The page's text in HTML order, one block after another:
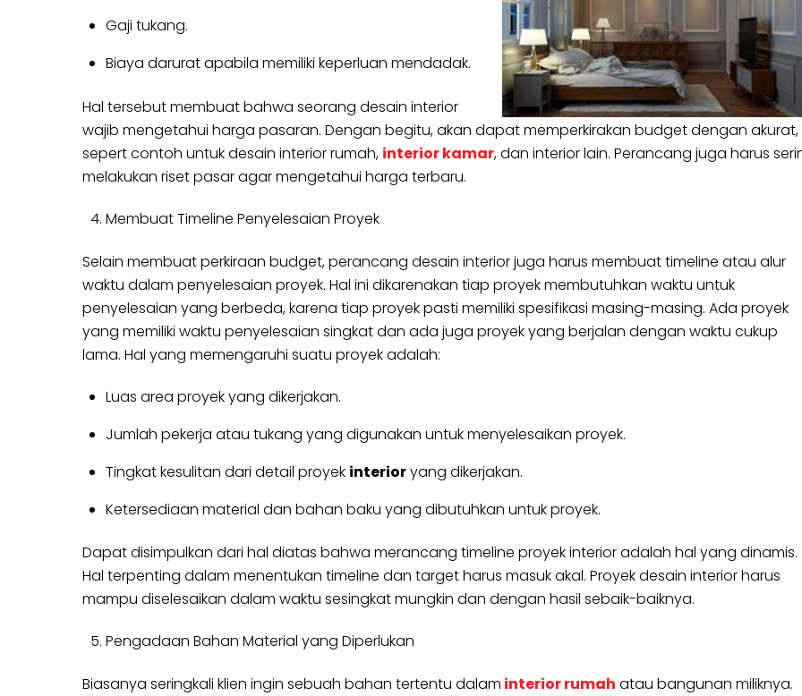
Gaji tukang.
Biaya darurat apabila memiliki keperluan mendadak.
Hal tersebut membuat bahwa seorang desain interior
wajib mengetahui harga pasaran. Dengan begitu, akan dapat memperkirakan budget dengan akurat,
sepert contoh untuk desain interior rumah, interior kamar, dan interior lain. Perancang juga harus
melakukan riset pasar agar mengetahui harga terbaru.
Membuat Timeline Penyelesaian Proyek
Selain membuat perkiraan budget, perancang desain interior juga harus membuat timeline atau alur
waktu dalam penyelesaian proyek. Hal ini dikarenakan tiap proyek membutuhkan waktu untuk
penyelesaian yang berbeda, karena tiap proyek pasti memiliki spesifikasi masing-masing. Ada proyek
yang memiliki waktu penyelesaian singkat dan ada juga proyek yang berjalan dengan waktu cukup
lama. Hal yang memengaruhi suatu proyek adalah:
Luas area proyek yang dikerjakan.
Jumlah pekerja atau tukang yang digunakan untuk menyelesaikan proyek.
Tingkat kesulitan dari detail proyek interioryang dikerjakan.
Ketersediaan material dan bahan baku yang dibutuhkan untuk proyek.
Dapat disimpulkan dari hal diatas bahwa merancang timeline proyek interior adalah hal yang dinamis.
Hal terpenting dalam menentukan timeline dan target harus masuk akal. Proyek desain interior harus
mampu diselesaikan dalam waktu sesingkat mungkin dan dengan hasil sebaik-baiknya.
Pengadaan Bahan Material yang Diperlukan
Biasanya seringkali klien ingin sebuah bahan tertentu dalam interior rumah atau bangunan miliknya.